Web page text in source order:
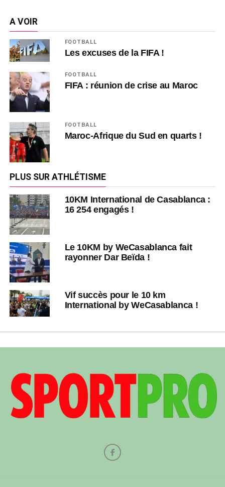
A VOIR
FOOTBALL
Les excuses de la FIFA !
FOOTBALL
FIFA : réunion de crise au Maroc
FOOTBALL
Maroc-Afrique du Sud en quarts !
PLUS SUR ATHLÉTISME
10KM International de Casablanca :
16 254 engagés !
Le 10KM by WeCasablanca fait
rayonner Dar Beïda !
Vif succès pour le 10 km
International by WeCasablanca !